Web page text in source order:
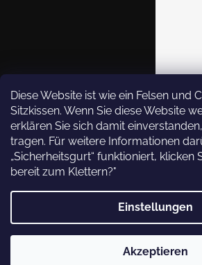
Diese Website ist wie ein Felsen und
Sitzkissen. Wenn Sie diese Website
erklären Sie sich damit einverstanden,
tragen. Für weitere Informationen
„Sicherheitsgurt“ funktioniert, klicken
bereit zum Klettern?"
Einstellungen
Akzeptieren
+420 412 704 161
Rock Empire s.r.o.
rockempire.readytoclimb
Rock Empire Youtube
Rock Empire Story
Newsletter abonnieren
Erstellt von